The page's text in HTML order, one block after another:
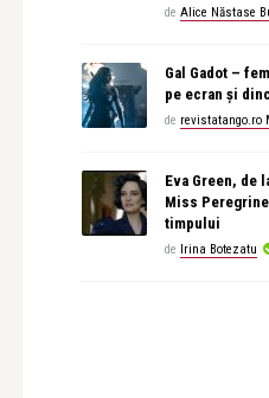
de Alice Năstase
Gal Gadot –
pe ecran și
de revistatango.ro
Eva Green, de
Miss
timpului
de Irina Botezatu